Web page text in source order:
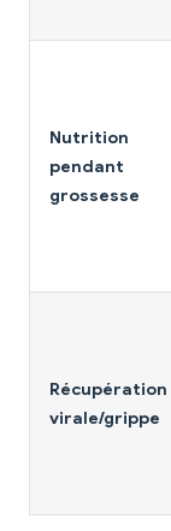
Nutrition
pendant
grossesse
Récupération
virale/grippe